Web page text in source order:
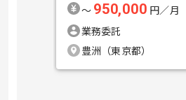
〜 950,000 円／月
業務委託
豊洲（東京都）